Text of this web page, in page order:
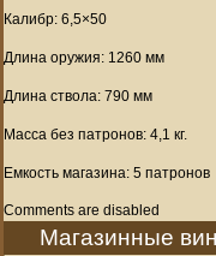
Калибр: 6,5×50
Длина оружия: 1260 мм
Длина ствола: 790 мм
Масса без патронов: 4,1 кг.
Емкость магазина: 5 патронов
Comments are disabled
Магазинные